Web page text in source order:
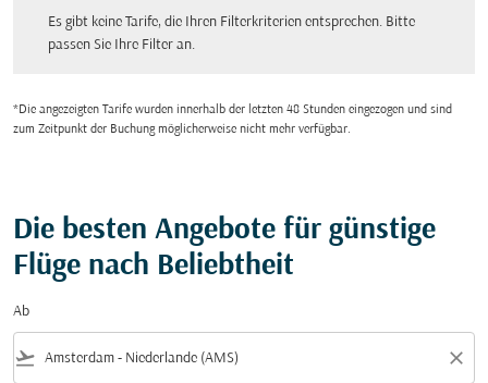
Es gibt keine Tarife, die Ihren Filterkriterien entsprechen. Bitte
passen Sie Ihre Filter an.
*Die angezeigten Tarife wurden innerhalb der letzten 48 Stunden eingezogen und sind
zum Zeitpunkt der Buchung möglicherweise nicht mehr verfügbar.
Die besten Angebote für günstige
Flüge nach Beliebtheit
Ab
flight_takeoff close